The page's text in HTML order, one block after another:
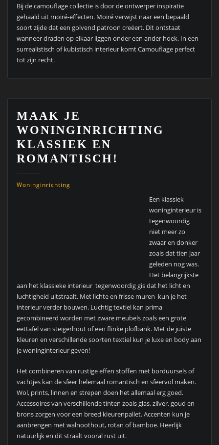
Bij de camouflage collectie is door de ontwerper inspiratie
gehaald uit moiré-effecten. Moiré verwijst naar een bepaald
soort zijde dat een golvend patroon creëert. Dit ontstaat
wanneer draden op elkaar liggen onder een ander hoek. In een
surrealistisch of kubistisch interieur komt Camouflage perfect
tot zijn recht.
MAAK JE
WONINGINRICHTING
KLASSIEK EN
ROMANTISCH!
Woninginrichting
Een klassiek
woninginterieur is
tegenwoordig
niet meer zo
zwaar en donker
zoals dat tien jaar
geleden nog was.
Het belangrijkste
aan het klassieke interieur tegenwoordig gis dat het licht en
luchtigheid uitstraalt. Met lichte en frisse muren kun je het
interieur verder bouwen. Luchtig textiel kan prima
gecombineerd worden met zware meubels zoals een grote
eettafel van steigerhout of een flinke plofbank. Met de juiste
kleuren en verschillende soorten textiel kun je luxe en body aan
je woninginterieur geven!
Het combineren van rustige effen stoffen met borduursels of
vachtjes kan de sfeer helemaal romantisch en sfeervol maken.
Wol, prints, linnen en strepen doen het allemaal erg goed.
Accessoires van verschillende tinten zoals glas, zilver, goud en
brons zorgen voor een breed kleurenpallet. Accenten kun je
aanbrengen met walnoothout, rotan of bamboe. Heerlijk
natuurlijk en dit straalt vooral rust uit.